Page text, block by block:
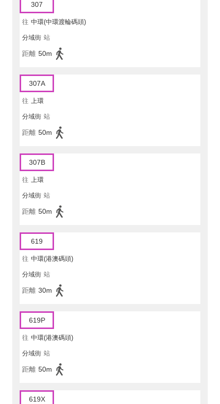
307
往 中環(中環渡輪碼頭)
分域街 站
距離 50m
307A
往 上環
分域街 站
距離 50m
307B
往 上環
分域街 站
距離 50m
619
往 中環(港澳碼頭)
分域街 站
距離 30m
619P
往 中環(港澳碼頭)
分域街 站
距離 50m
619X